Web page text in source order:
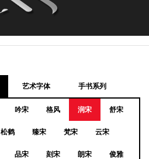
艺术字体 手书系列
吟宋 格风 润宋 舒宋
松鹤 臻宋 梵宋 云宋
品宋 刻宋 朗宋 俊雅